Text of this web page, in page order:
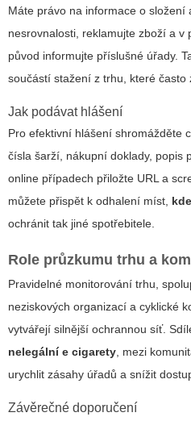
Máte právo na informace o složení
nesrovnalosti, reklamujte zboží a
původ informujte příslušné úřady.
součástí stažení z trhu, které často
Jak podávat hlášení
Pro efektivní hlášení shromážděte
čísla šarží, nákupní doklady, popis
online případech přiložte URL a
můžete přispět k odhalení míst,
ochránit tak jiné spotřebitele.
Role průzkumu trhu a
Pravidelné monitorování trhu,
neziskových organizací a cyklické
vytvářejí silnější ochrannou síť.
nelegální e cigarety , mezi
urychlit zásahy úřadů a snížit
Závěrečné doporučení